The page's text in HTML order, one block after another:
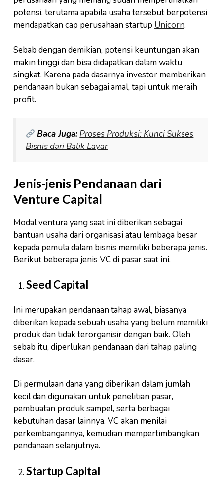
potensi, terutama apabila usaha tersebut berpotensi
mendapatkan cap perusahaan startup Unicorn.
Sebab dengan demikian, potensi keuntungan akan
makin tinggi dan bisa didapatkan dalam waktu
singkat. Karena pada dasarnya investor memberikan
pendanaan bukan sebagai amal, tapi untuk meraih
profit.
Baca Juga: Proses Produksi: Kunci Sukses
Bisnis dari Balik Layar
Jenis-jenis Pendanaan dari
Venture Capital
Modal ventura yang saat ini diberikan sebagai
bantuan usaha dari organisasi atau lembaga besar
kepada pemula dalam bisnis memiliki beberapa jenis.
Berikut beberapa jenis VC di pasar saat ini.
Seed Capital
Ini merupakan pendanaan tahap awal, biasanya
diberikan kepada sebuah usaha yang belum memiliki
produk dan tidak terorganisir dengan baik. Oleh
sebab itu, diperlukan pendanaan dari tahap paling
dasar.
Di permulaan dana yang diberikan dalam jumlah
kecil dan digunakan untuk penelitian pasar,
pembuatan produk sampel, serta berbagai
kebutuhan dasar lainnya. VC akan menilai
perkembangannya, kemudian mempertimbangkan
pendanaan selanjutnya.
Startup Capital